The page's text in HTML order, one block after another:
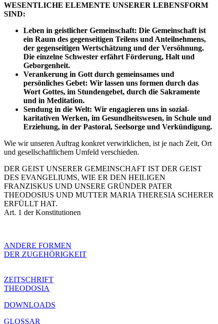
WESENTLICHE ELEMENTE UNSERER LEBENSFORM
SIND:
Leben in geistlicher Gemeinschaft: Die Gemeinschaft ist
ein Raum des gegenseitigen Teilens und Anteilnehmens,
der gegenseitigen Wertschätzung und der Versöhnung.
Die einzelne Schwester erfährt Förderung, Halt und
Geborgenheit.
Verankerung in Gott durch gemeinsames und
persönliches Gebet: Wir lassen uns formen durch das
Wort Gottes, im Stundengebet, durch die Sakramente
und in Meditation.
Sendung in die Welt: Wir engagieren uns in sozial-
karitativen Werken, im Gesundheitswesen, in Schule und
Erziehung, in der Pastoral, Seelsorge und Verkündigung.
Wie wir unseren Auftrag konkret verwirklichen, ist je nach Zeit, Ort
und gesellschaftlichem Umfeld verschieden.
DER GEIST UNSERER GEMEINSCHAFT IST DER GEIST
DES EVANGELIUMS, WIE ER DEN HEILIGEN
FRANZISKUS UND UNSERE GRÜNDER PATER
THEODOSIUS UND MUTTER MARIA THERESIA SCHERER
ERFÜLLT HAT.
Art. 1 der Konstitutionen
ANDERE FORMEN
DER ZUGEHÖRIGKEIT
ZEITSCHRIFT
THEODOSIA
DOWNLOADS
GLOSSAR